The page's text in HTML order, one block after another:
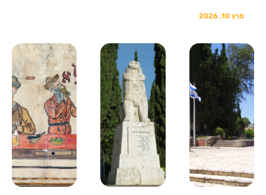
מרץ 10, 2026